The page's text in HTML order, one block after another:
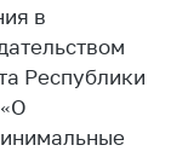
в
Республики